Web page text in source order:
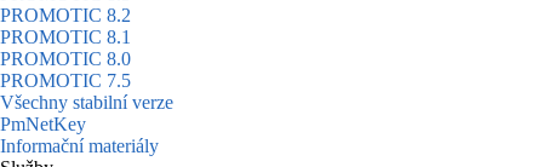
PROMOTIC 8.2
PROMOTIC 8.1
PROMOTIC 8.0
PROMOTIC 7.5
Všechny stabilní verze
PmNetKey
Informační materiály